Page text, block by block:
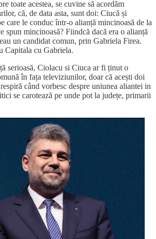
toate acestea, se cuvine să acordăm
că, de data asta, sunt doi: Ciucă și
care le conduc într-o alianță mincinoasă de la
spun mincinoasă? Fiindcă dacă era o alianță
un candidat comun, prin Gabriela Firea.
Capitala cu Gabriela.
serioasă, Ciolacu si Ciuca ar fi ținut o
în fața televiziunilor, doar că acești doi
când vorbesc despre uniunea aliantei in
se carotează pe unde pot la județe, primarii